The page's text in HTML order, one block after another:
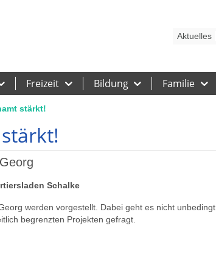
Freizeit Bildung Familie
Aktuelles
stärkt!
Schalke
werden vorgestellt. Dabei geht es nicht unbedingt
begrenzten Projekten gefragt.